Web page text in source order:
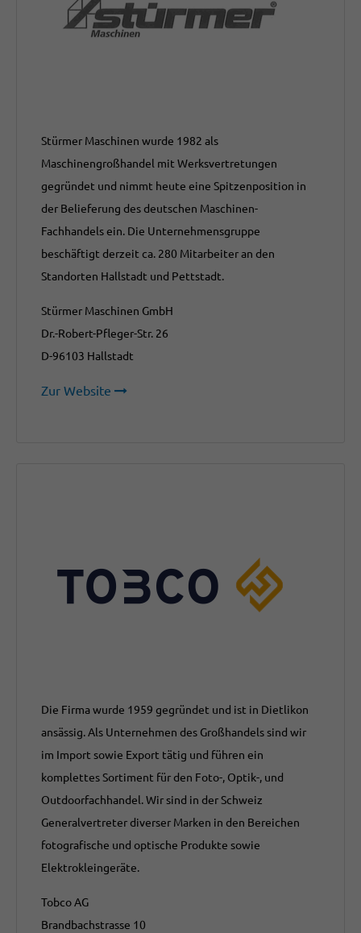
Stürmer Maschinen wurde 1982 als
Maschinengroßhandel mit Werksvertretungen
gegründet und nimmt heute eine Spitzenposition in
der Belieferung des deutschen Maschinen-
Fachhandels ein. Die Unternehmensgruppe
beschäftigt derzeit ca. 280 Mitarbeiter an den
Standorten Hallstadt und Pettstadt.
Stürmer Maschinen GmbH
Dr.-Robert-Pfleger-Str. 26
D-96103 Hallstadt
Zur Website
Die Firma wurde 1959 gegründet und ist in Dietlikon
ansässig. Als Unternehmen des Großhandels sind wir
im Import sowie Export tätig und führen ein
komplettes Sortiment für den Foto-, Optik-, und
Outdoorfachhandel. Wir sind in der Schweiz
Generalvertreter diverser Marken in den Bereichen
fotografische und optische Produkte sowie
Elektrokleingeräte.
Tobco AG
Brandbachstrasse 10